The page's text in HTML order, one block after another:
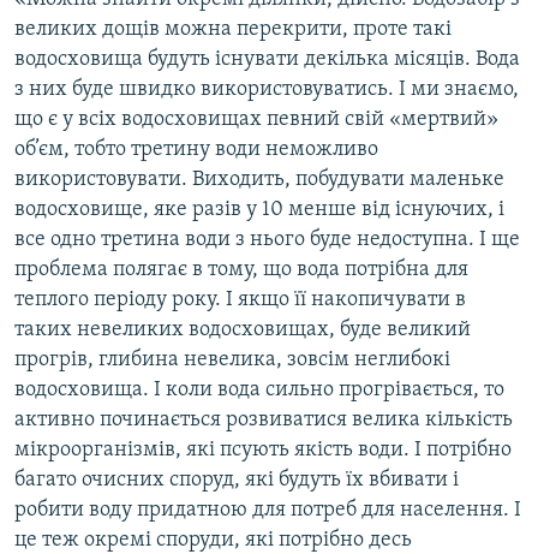
великих дощів можна перекрити, проте такі
водосховища будуть існувати декілька місяців. Вода
з них буде швидко використовуватись. І ми знаємо,
що є у всіх водосховищах певний свій «‎мертвий»
об’єм, тобто третину води неможливо
використовувати. Виходить, побудувати маленьке
водосховище, яке разів у 10 менше від існуючих, і
все одно третина води з нього буде недоступна. І ще
проблема полягає в тому, що вода потрібна для
теплого періоду року. І якщо її накопичувати в
таких невеликих водосховищах, буде великий
прогрів, глибина невелика, зовсім неглибокі
водосховища. І коли вода сильно прогрівається, то
активно починається розвиватися велика кількість
мікроорганізмів, які псують якість води. І потрібно
багато очисних споруд, які будуть їх вбивати і
робити воду придатною для потреб для населення. І
це теж окремі споруди, які потрібно десь